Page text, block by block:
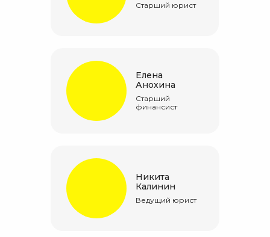
Старший юрист
Елена
Анохина
Старший
финансист
Никита
Калинин
Ведущий юрист